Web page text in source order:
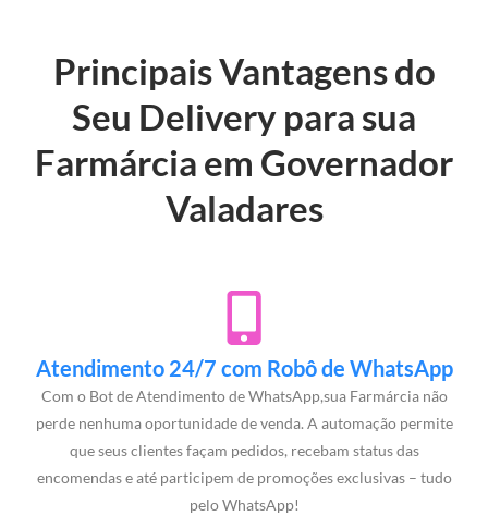
Principais Vantagens do
Seu Delivery para sua
Farmárcia em Governador
Valadares
Atendimento 24/7 com Robô de WhatsApp
Com o Bot de Atendimento de WhatsApp,sua Farmárcia não
perde nenhuma oportunidade de venda. A automação permite
que seus clientes façam pedidos, recebam status das
encomendas e até participem de promoções exclusivas – tudo
pelo WhatsApp!